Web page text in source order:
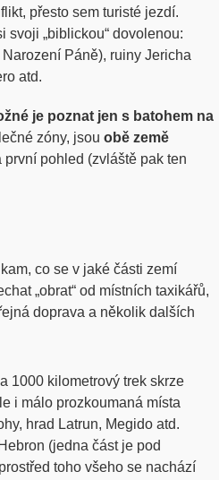
přesto sem turisté jezdí.
„biblickou“ dovolenou:
Páně), ruiny Jericha
atd.
je poznat jen s batohem na
zóny, jsou obě země
první pohled (zvláště pak ten
co se v jaké části zemí
„obrat“ od místních taxikářů,
doprava a několik dalších
1000 kilometrový trek skrze
i málo prozkoumaná místa
hrad Latrun, Megido atd.
(jedna část je pod
toho všeho se nachází